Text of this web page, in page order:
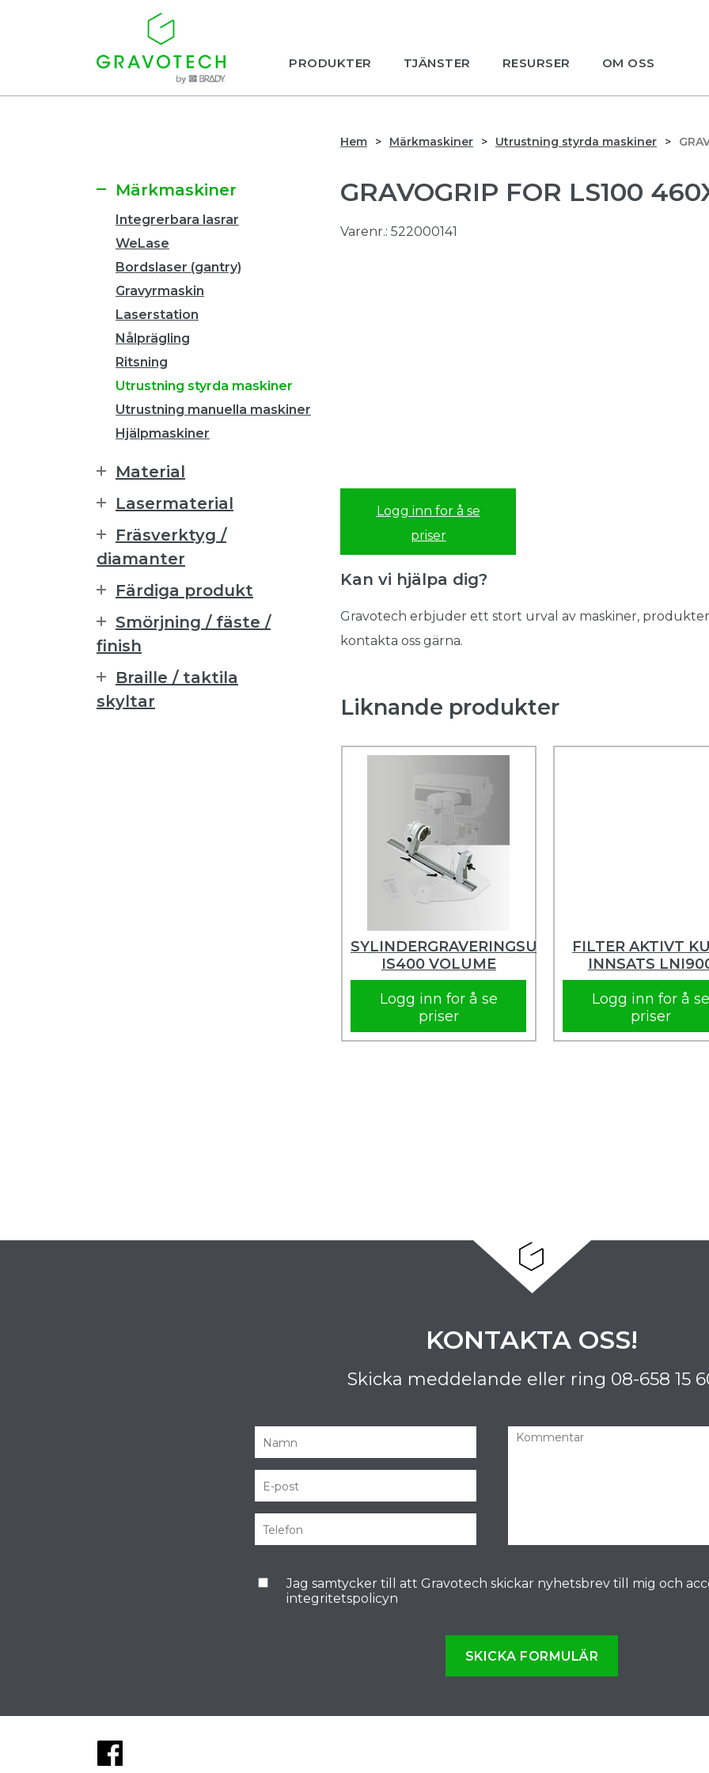
PRODUKTER TJÄNSTER RESURSER OM OSS
Hem Märkmaskiner Utrustning styrda maskiner
GRAVOGRIP FOR LS100
Varenr.: 522000141
Logg inn for å se
priser
Kan vi hjälpa dig?
Gravotech erbjuder ett stort urval av maskiner,
kontakta oss gärna.
Liknande produkter
SYLINDERGRAVERINGSUTSTYR,
IS400 VOLUME
Logg inn for å se
priser
FILTER AKTIVT
INNSATS
Logg inn for å se
priser
Märkmaskiner
Integrerbara lasrar
WeLase
Bordslaser (gantry)
Gravyrmaskin
Laserstation
Nålprägling
Ritsning
Utrustning styrda maskiner
Utrustning manuella maskiner
Hjälpmaskiner
Material
Lasermaterial
Fräsverktyg /
diamanter
Färdiga produkt
Smörjning / fäste /
finish
Braille / taktila
skyltar
KONTAKTA OSS!
Skicka meddelande eller ring 08-658 15
Jag samtycker till att Gravotech skickar nyhetsbrev till mig och
integritetspolicyn
SKICKA FORMULÄR